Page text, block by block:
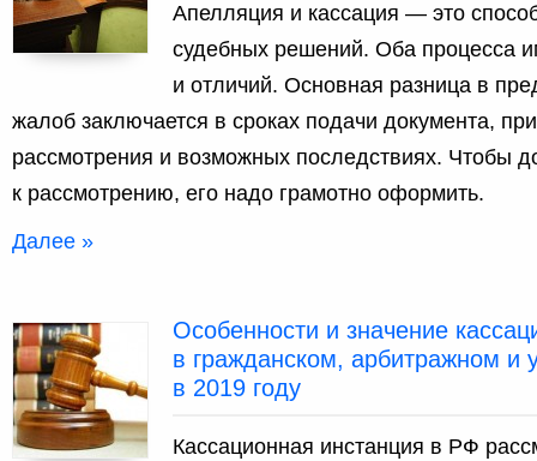
Апелляция и кассация — это
судебных решений. Оба процесса
и отличий. Основная разница в
жалоб заключается в сроках подачи документа,
рассмотрения и возможных последствиях. Чтобы
к рассмотрению, его надо грамотно оформить.
Далее »
Особенности и значение
в гражданском, арбитражном и
в 2019 году
Кассационная инстанция в РФ